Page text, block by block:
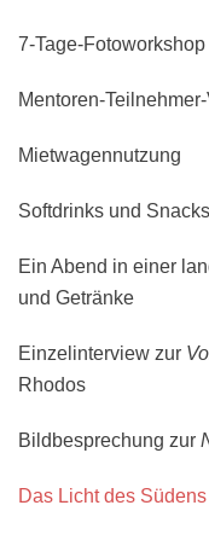
7-Tage-
Mentoren-
Mietwagennutzung
Softdrinks und
Ein Abend in einer
und Getränke
Einzelinterview zur
Rhodos
Bildbesprechung zur
Das Licht des